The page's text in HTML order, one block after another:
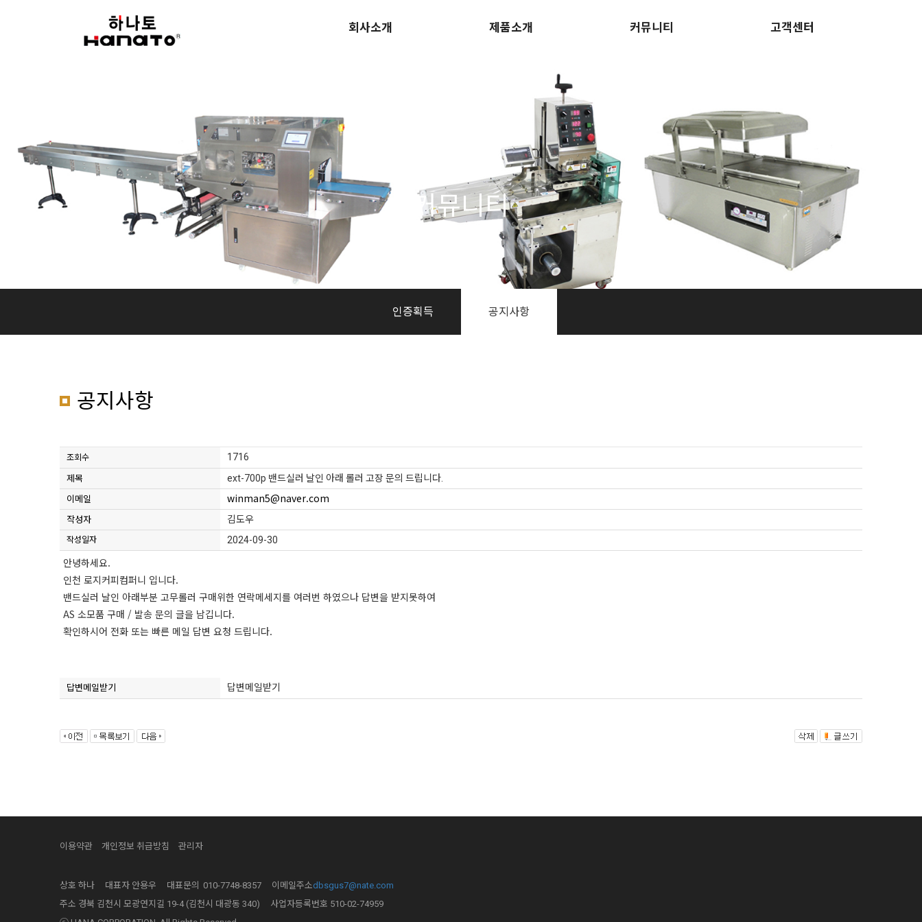
회사소개 제품소개 커뮤니티 고객센터
커뮤니티
인증획득 공지사항
공지사항
조회수 1716
제목 ext-700p 밴드실러 날인 아래 롤러 고장 문의 드립니다.
이메일 winman5@naver.com
작성자 김도우
작성일자 2024-09-30
안녕하세요.
인천 로지커피컴퍼니 입니다.
밴드실러 날인 아래부분 고무롤러 구매위한 연락메세지를 여러번 하였으나 답변을 받지못하여
AS 소모품 구매 / 발송 문의 글을 남깁니다.
확인하시어 전화 또는 빠른 메일 답변 요청 드립니다.
답변메일받기 답변메일받기
이용약관 개인정보 취급방침 관리자
상호 하나 대표자 안용우 대표문의 010-7748-8357 이메일주소dbsgus7@nate.com
주소 경북 김천시 모광연지길 19-4 (김천시 대광동 340) 사업자등록번호 510-02-74959